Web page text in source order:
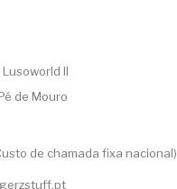
II
de Mouro
de chamada fixa nacional)